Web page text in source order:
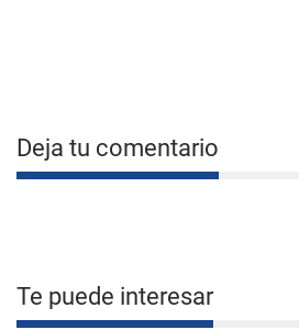
Deja tu comentario
Te puede interesar